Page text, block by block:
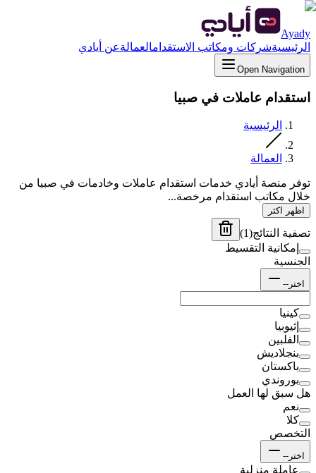
Ayady
الرئيسيةشركات ومكاتب الاستقدامالعمالةعن أيادي
Open Navigation
استقدام عاملات في صبيا
الرئيسية
العمالة
توفر منصة أيادي خدمات استقدام عاملات وخادمات في صبيا من
خلال مكاتب استقدام مرخصة...
اظهر اكثر
تصفية النتائج(
1
)
إمكانية التقسيط
الجنسية
اختر--
كينيا
إثيوبيا
الفلبين
بنجلاديش
باكستان
بوروندي
هل سبق لها العمل
نعم
كلا
التخصص
اختر--
عاملة منزلية